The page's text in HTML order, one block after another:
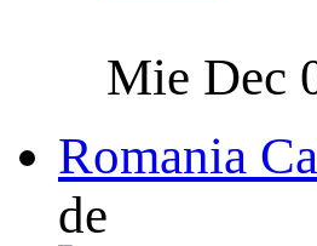
Mie Dec
Romania
de